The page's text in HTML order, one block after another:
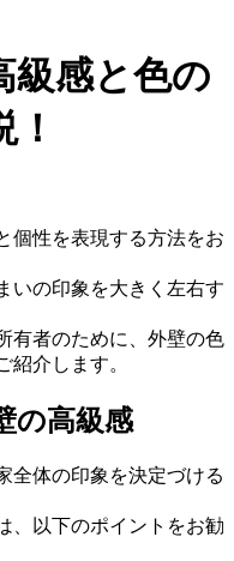
級感と色の
個性を表現する方法をお
いの印象を大きく左右す
有者のために、外壁の色
紹介します。
の高級感
全体の印象を決定づける
、以下のポイントをお勧